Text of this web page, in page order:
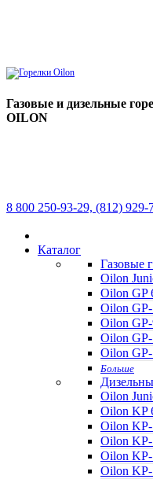
Газовые и дизельные
OILON
8 800 250-93-29, (812) 929-
Каталог
Газовые
Oilon
Oilon GP
Oilon
Oilon
Oilon
Oilon
Больше
Oilon
Oilon KP
Oilon
Oilon
Oilon
Oilon